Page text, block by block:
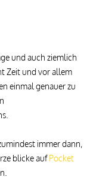
und auch ziemlich
Zeit und vor allem
einmal genauer zu
immer dann,
blicke aufPocket